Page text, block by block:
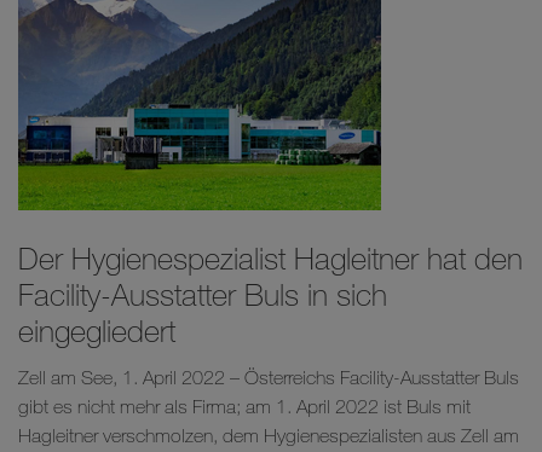
Der Hygienespezialist Hagleitner hat den
Facility-Ausstatter Buls in sich
eingegliedert
Zell am See, 1. April 2022 – Österreichs Facility-Ausstatter Buls
gibt es nicht mehr als Firma; am 1. April 2022 ist Buls mit
Hagleitner verschmolzen, dem Hygienespezialisten aus Zell am